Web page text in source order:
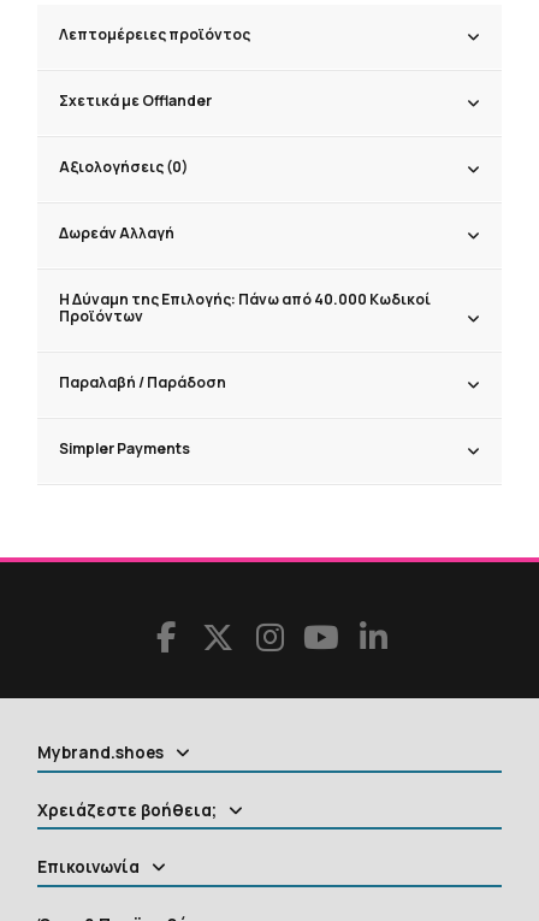
Λεπτομέρειες προϊόντος
Σχετικά με Offlander
Αξιολογήσεις (0)
Δωρεάν Αλλαγή
Η Δύναμη της Επιλογής: Πάνω από 40.000 Κωδικοί
Προϊόντων
Παραλαβή / Παράδoση
Simpler Payments
Mybrand.shoes
Χρειάζεστε βοήθεια;
Επικοινωνία